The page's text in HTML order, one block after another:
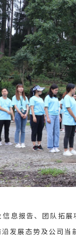
息报告、团队拓
发展态势及公司当